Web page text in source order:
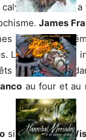
pour qui
James
les plus
Le principe est
du film tient
au four et au
singeTommy